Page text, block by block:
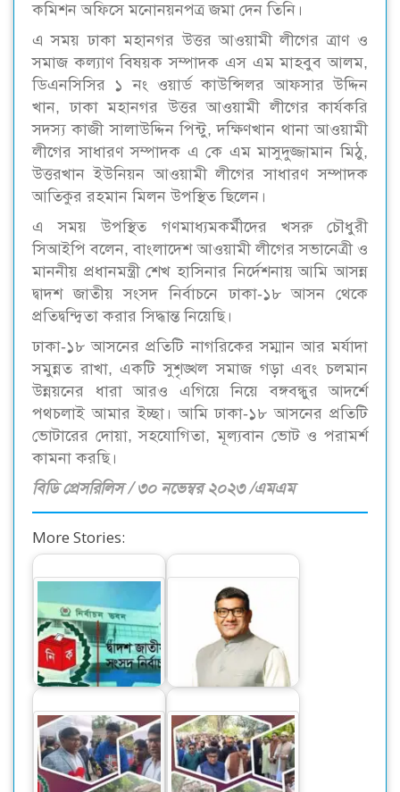
কমিশন অফিসে মনোনয়নপত্র জমা দেন তিনি।
এ সময় ঢাকা মহানগর উত্তর আওয়ামী লীগের ত্রাণ ও
সমাজ কল্যাণ বিষয়ক সম্পাদক এস এম মাহবুব আলম,
ডিএনসিসির ১ নং ওয়ার্ড কাউন্সিলর আফসার উদ্দিন
খান, ঢাকা মহানগর উত্তর আওয়ামী লীগের কার্যকরি
সদস্য কাজী সালাউদ্দিন পিন্টু, দক্ষিণখান থানা আওয়ামী
লীগের সাধারণ সম্পাদক এ কে এম মাসুদুজ্জামান মিঠু,
উত্তরখান ইউনিয়ন আওয়ামী লীগের সাধারণ সম্পাদক
আতিকুর রহমান মিলন উপস্থিত ছিলেন।
এ সময় উপস্থিত গণমাধ্যমকর্মীদের খসরু চৌধুরী
সিআইপি বলেন, বাংলাদেশ আওয়ামী লীগের সভানেত্রী ও
মাননীয় প্রধানমন্ত্রী শেখ হাসিনার নির্দেশনায় আমি আসন্ন
দ্বাদশ জাতীয় সংসদ নির্বাচনে ঢাকা-১৮ আসন থেকে
প্রতিদ্বন্দ্বিতা করার সিদ্ধান্ত নিয়েছি।
ঢাকা-১৮ আসনের প্রতিটি নাগরিকের সম্মান আর মর্যাদা
সমুন্নত রাখা, একটি সুশৃঙ্খল সমাজ গড়া এবং চলমান
উন্নয়নের ধারা আরও এগিয়ে নিয়ে বঙ্গবন্ধুর আদর্শে
পথচলাই আমার ইচ্ছা। আমি ঢাকা-১৮ আসনের প্রতিটি
ভোটারের দোয়া, সহযোগিতা, মূল্যবান ভোট ও পরামর্শ
কামনা করছি।
বিডি প্রেসরিলিস / ৩০ নভেম্বর ২০২৩ /এমএম
More Stories:
ফাঁকা মাঠে গোলের
সুযোগ নেই, প্রার্থিতা
ফিরবে আপিলে
আলফাডাঙ্গা-
বোয়ালমারীতে আরিফুর
রহমান দোলনের পক্ষে…